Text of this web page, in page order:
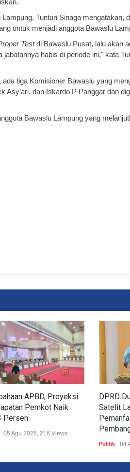
Tuntun Sinaga mengatakan,
untuk menjadi anggota Bawaslu
Testdi Bawaslu Pusat, lalu akan
habis di periode ini," kata
tiga Komisioner Bawaslu yang
Asy’ari, dan Iskardo P Panggar dan
Bawaslu Lampung yang
APBD, Proyeksi
Pemkot Naik
Persen
05 Agu 2026, 216 Views
DPRD
Satelit
Politik 04